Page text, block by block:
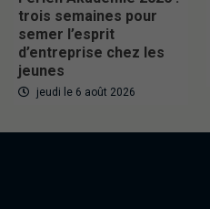
trois semaines pour
semer l’esprit
d’entreprise chez les
jeunes
jeudi le 6 août 2026